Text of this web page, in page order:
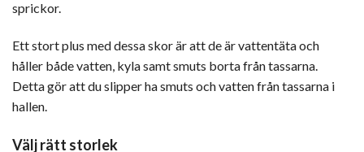
sprickor.
Ett stort plus med dessa skor är att de är vattentäta och
håller både vatten, kyla samt smuts borta från tassarna.
Detta gör att du slipper ha smuts och vatten från tassarna i
hallen.
Välj rätt storlek